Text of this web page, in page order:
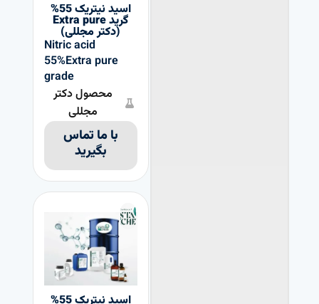
اسید نیتریک 55%
گرید Extra pure
(دکتر مجللی)
Nitric acid
55%Extra pure
grade
محصول دکتر
مجللی
با ما تماس
بگیرید